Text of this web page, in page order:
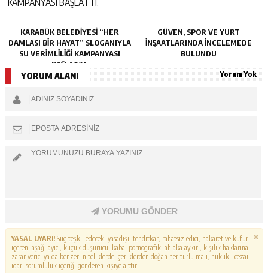
KARABÜK BELEDİYESİ “HER
DAMLASI BİR HAYAT” SLOGANIYLA
SU VERİMLİLİĞİ KAMPANYASI
BAŞLATTI.
GÜVEN, SPOR VE YURT
İNŞAATLARINDA İNCELEMEDE
BULUNDU
YORUM ALANI Yorum Yok
YORUMU GÖNDER
YASAL UYARI!Suç teşkil edecek, yasadışı, tehditkar, rahatsız edici, hakaret ve küfür
içeren, aşağılayıcı, küçük düşürücü, kaba, pornografik, ahlaka aykırı, kişilik haklarına
zarar verici ya da benzeri niteliklerde içeriklerden doğan her türlü mali, hukuki, cezai,
idari sorumluluk içeriği gönderen kişiye aittir.